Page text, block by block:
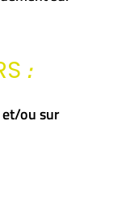
:
ou sur